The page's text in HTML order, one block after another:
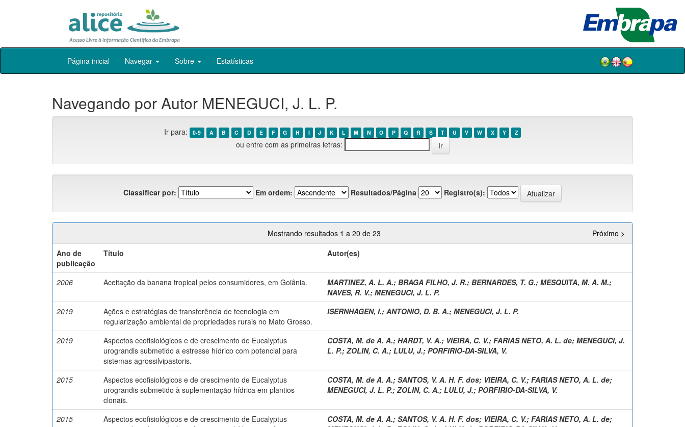
Skip
Página inicial Navegar Sobre Estatísticas
Navegando por Autor MENEGUCI, J. L. P.
Ir para: 0-9 A B C D E F G H I J K L M N O P Q R S T U V W X Y Z
ou entre com as primeiras letras:
Classificar por: Em ordem: Resultados/Página Registro(s):
Mostrando resultados 1 a 20 de 23
Próximo >
Ano de
publicação
Título Autor(es)
2006 Aceitação da banana tropical pelos consumidores, em Goiânia. MARTINEZ, A. L. A.; BRAGA FILHO, J. R.; BERNARDES, T. G.; MESQUITA, M. A. M.;
NAVES, R. V.; MENEGUCI, J. L. P.
2019
Ações e estratégias de transferência de tecnologia em
regularização ambiental de propriedades rurais no Mato Grosso.
ISERNHAGEN, I.; ANTONIO, D. B. A.; MENEGUCI, J. L. P.
2019
Aspectos ecofisiológicos e de crescimento de Eucalyptus
urograndis submetido a estresse hídrico com potencial para
sistemas agrossilvipastoris.
COSTA, M. de A. A.; HARDT, V. A.; VIEIRA, C. V.; FARIAS NETO, A. L. de; MENEGUCI, J.
L. P.; ZOLIN, C. A.; LULU, J.; PORFIRIO-DA-SILVA, V.
2015
Aspectos ecofisiológicos e de crescimento de Eucalyptus
urograndis submetido à suplementação hídrica em plantios
clonais.
COSTA, M. de A. A.; SANTOS, V. A. H. F. dos; VIEIRA, C. V.; FARIAS NETO, A. L. de;
MENEGUCI, J. L. P.; ZOLIN, C. A.; LULU, J.; PORFIRIO-DA-SILVA, V.
2015
Aspectos ecofisiológicos e de crescimento de Eucalyptus
COSTA, M. de A. A.; SANTOS, V. A. H. F. dos; VIEIRA, C. V.; FARIAS NETO, A. L. de;